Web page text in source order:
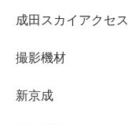
成田スカイアクセス
撮影機材
新京成